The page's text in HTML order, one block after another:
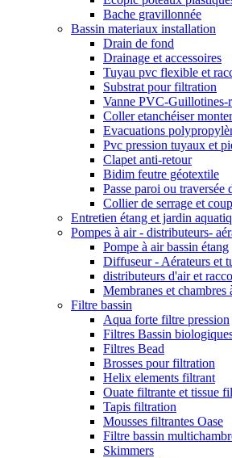
Bache gravillonnée
Bassin materiaux installation
Drain de fond
Drainage et accessoires
Tuyau pvc flexible et
Substrat pour filtration
Vanne PVC-Guillotines-
Coller etanchéiser monter
Evacuations
Pvc pression tuyaux et
Clapet anti-retour
Bidim feutre géotextile
Passe paroi ou traversée
Collier de serrage et
Entretien étang et jardin
Pompes à air - distributeurs-
Pompe à air bassin étang
Diffuseur - Aérateurs et
distributeurs d'air et
Membranes et chambres
Filtre bassin
Aqua forte filtre pression
Filtres Bassin
Filtres Bead
Brosses pour filtration
Helix elements filtrant
Ouate filtrante et tissue
Tapis filtration
Mousses filtrantes Oase
Filtre bassin
Skimmers